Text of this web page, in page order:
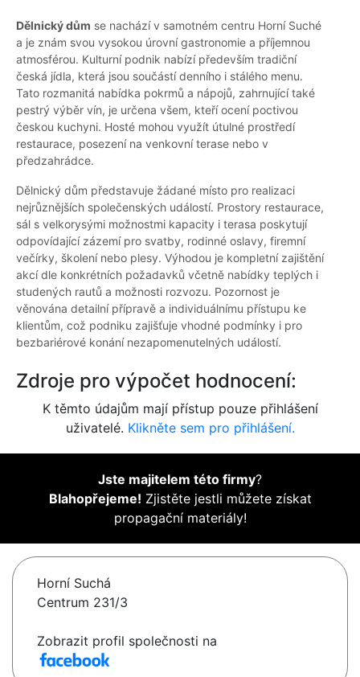
Dělnický dům se nachází v samotném centru Horní Suché
a je znám svou vysokou úrovní gastronomie a příjemnou
atmosférou. Kulturní podnik nabízí především tradiční
česká jídla, která jsou součástí denního i stálého menu.
Tato rozmanitá nabídka pokrmů a nápojů, zahrnující také
pestrý výběr vín, je určena všem, kteří ocení poctivou
českou kuchyni. Hosté mohou využít útulné prostředí
restaurace, posezení na venkovní terase nebo v
předzahrádce.
Dělnický dům představuje žádané místo pro realizaci
nejrůznějších společenských událostí. Prostory restaurace,
sál s velkorysými možnostmi kapacity i terasa poskytují
odpovídající zázemí pro svatby, rodinné oslavy, firemní
večírky, školení nebo plesy. Výhodou je kompletní zajištění
akcí dle konkrétních požadavků včetně nabídky teplých i
studených rautů a možnosti rozvozu. Pozornost je
věnována detailní přípravě a individuálnímu přístupu ke
klientům, což podniku zajišťuje vhodné podmínky i pro
bezbariérové konání nezapomenutelných událostí.
Zdroje pro výpočet hodnocení:
K těmto údajům mají přístup pouze přihlášení
uživatelé. Klikněte sem pro přihlášení.
Jste majitelem této firmy?
Blahopřejeme! Zjistěte jestli můžete získat
propagační materiály!
Horní Suchá
Centrum 231/3
Zobrazit profil společnosti na